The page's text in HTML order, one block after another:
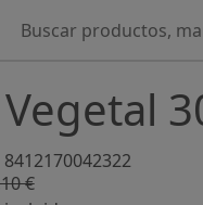
8412170042322
€